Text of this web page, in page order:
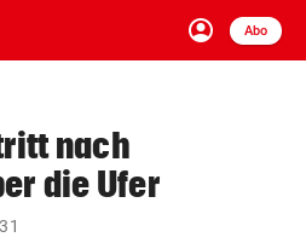
account_circle
Anmelden
Abo
close Schließen
arrow_right
nach
die Ufer